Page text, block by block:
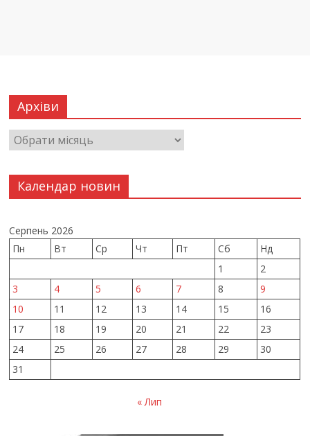
Архіви
Календар новин
Серпень 2026
Пн
Вт Ср Чт Пт Сб
Нд
1
2
3
4 5 6 7 8
9
10
11 12 13 14 15
16
17
18 19 20 21 22
23
24
25 26 27 28 29
30
31
« Лип